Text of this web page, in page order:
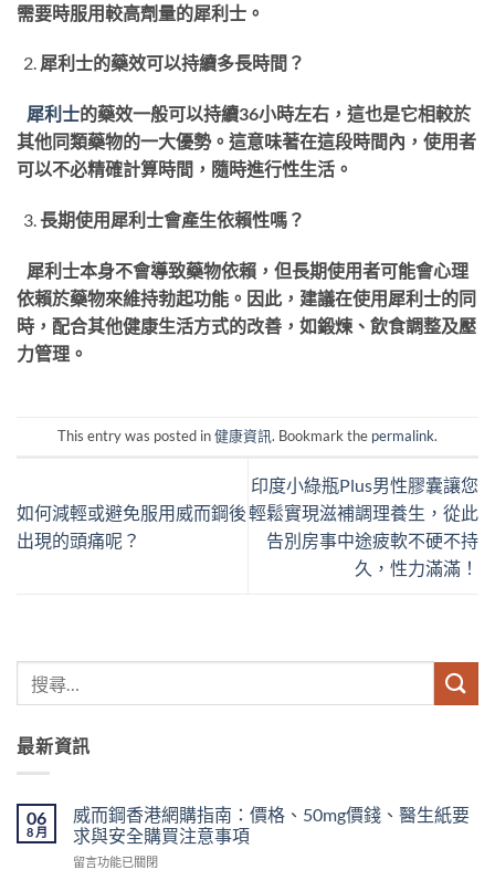
需要時服用較高劑量的犀利士。
犀利士的藥效可以持續多長時間？
犀利士的藥效一般可以持續36小時左右，這也是它相較於
其他同類藥物的一大優勢。這意味著在這段時間內，使用者
可以不必精確計算時間，隨時進行性生活。
長期使用犀利士會產生依賴性嗎？
犀利士本身不會導致藥物依賴，但長期使用者可能會心理
依賴於藥物來維持勃起功能。因此，建議在使用犀利士的同
時，配合其他健康生活方式的改善，如鍛煉、飲食調整及壓
力管理。
This entry was posted in健康資訊. Bookmark the permalink.
如何減輕或避免服用威而鋼後
出現的頭痛呢？
印度小綠瓶Plus男性膠囊讓您
輕鬆實現滋補調理養生，從此
告別房事中途疲軟不硬不持
久，性力滿滿！
最新資訊
06
8 月
威而鋼香港網購指南：價格、50mg價錢、醫生紙要
求與安全購買注意事項
在
留言功能已關閉